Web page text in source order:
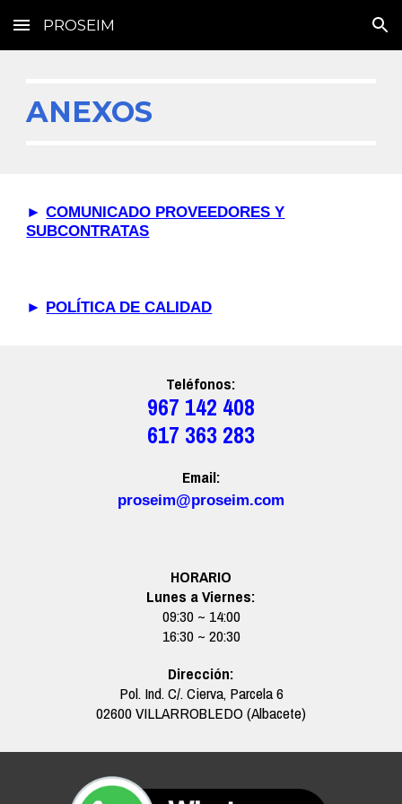
Skip to main content Skip to navigation
PROSEIM
ANEXOS
►COMUNICADO PROVEEDORES Y
SUBCONTRATAS
► POLÍTICA DE CALIDAD
Teléfonos:
967 142 408
617 363 283
Email:
proseim@proseim.com
HORARIO
Lunes a Viernes:
09:30 ~ 14:00
16:30 ~ 20:30
Dirección:
Pol. Ind. C/. Cierva, Parcela 6
02600 VILLARROBLEDO (Albacete)